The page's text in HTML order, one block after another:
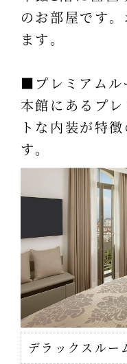
のお部屋です
ます。
■プレミアム
本館にあるプ
トな内装が特
す。
デラックスルー